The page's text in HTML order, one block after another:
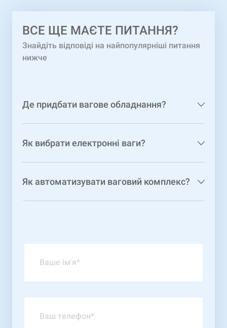
ВCЕ ЩЕ МАЄТЕ ПИТАННЯ?
Знайдіть відповіді на найпопулярніші питання
нижче
Де придбати вагове обладнання?
Як вибрати електронні ваги?
Як автоматизувати ваговий комплекс?